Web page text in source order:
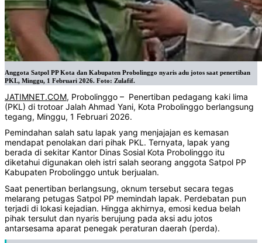
Anggota Satpol PP Kota dan Kabupaten Probolinggo nyaris adu jotos saat penertiban
PKL, Minggu, 1 Februari 2026. Foto: Zulafif.
JATIMNET.COM, Probolinggo – Penertiban pedagang kaki lima
(PKL) di trotoar Jalah Ahmad Yani, Kota Probolinggo berlangsung
tegang, Minggu, 1 Februari 2026.
Pemindahan salah satu lapak yang menjajajan es kemasan
mendapat penolakan dari pihak PKL. Ternyata, lapak yang
berada di sekitar Kantor Dinas Sosial Kota Probolinggo itu
diketahui digunakan oleh istri salah seorang anggota Satpol PP
Kabupaten Probolinggo untuk berjualan.
Saat penertiban berlangsung, oknum tersebut secara tegas
melarang petugas Satpol PP memindah lapak. Perdebatan pun
terjadi di lokasi kejadian. Hingga akhirnya, emosi kedua belah
pihak tersulut dan nyaris berujung pada aksi adu jotos
antarsesama aparat penegak peraturan daerah (perda).